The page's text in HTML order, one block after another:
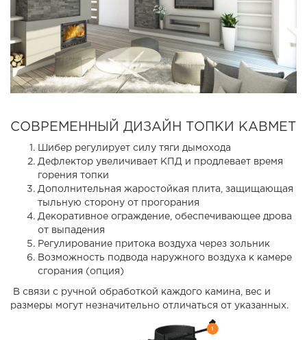
СОВРЕМЕННЫЙ ДИЗАЙН ТОПКИ КАВМЕТ
Шибер регулирует силу тяги дымохода
Дефлектор увеличивает КПД и продлевает время
горения топки
Дополнительная жаростойкая плита, защищающая
тыльную сторону от прогорания
Декоративное ограждение, обеспечивающее дрова
от выпадения
Регулирование притока воздуха через зольник
Возможность подвода наружного воздуха к камере
сгорания (опция)
В связи с ручной обработкой каждого камина, вес и
размеры могут незначительно отличаться от указанных.